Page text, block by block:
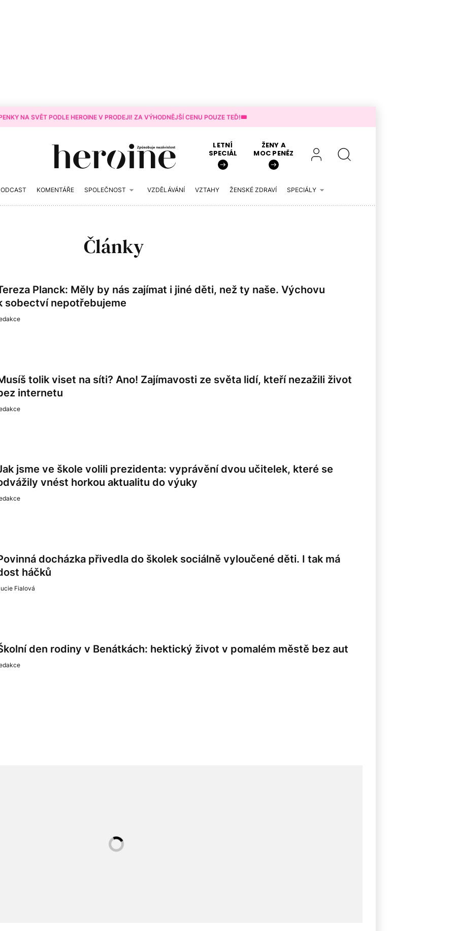
NA SVĚT PODLE HEROINE V PRODEJI! ZA VÝHODNĚJŠÍ CENU POUZE TEĎ!🎟️
LETNÍ
SPECIÁL
ŽENY A
MOC PENĚZ
KOMENTÁŘE SPOLEČNOST VZDĚLÁVÁNÍ VZTAHY ŽENSKÉ ZDRAVÍ SPECIÁLY
Články
Planck: Měly by nás zajímat i jiné děti, než ty naše. Výchovu
sobectví nepotřebujeme
tolik viset na síti? Ano! Zajímavosti ze světa lidí, kteří nezažili život
internetu
jsme ve škole volili prezidenta: vyprávění dvou učitelek, které se
vnést horkou aktualitu do výuky
docházka přivedla do školek sociálně vyloučené děti. I tak má
háčků
Fialová
den rodiny v Benátkách: hektický život v pomalém městě bez aut